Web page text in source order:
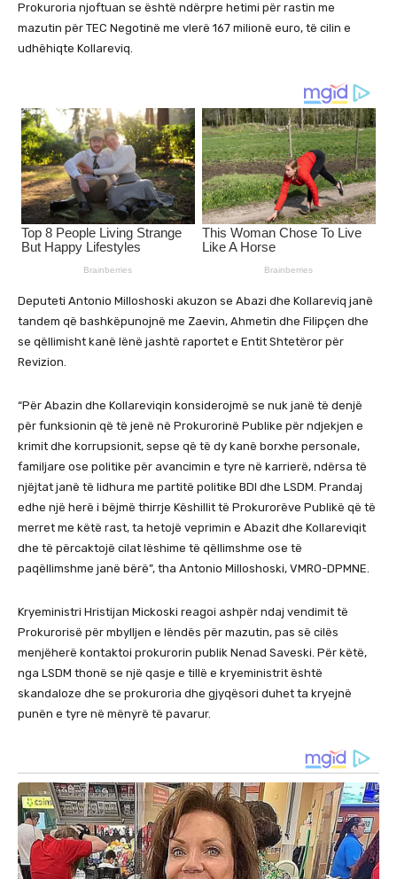
Prokuroria njoftuan se është ndërpre hetimi për rastin me
mazutin për TEC Negotinë me vlerë 167 milionë euro, të cilin e
udhëhiqte Kollareviq.
Deputeti Antonio Milloshoski akuzon se Abazi dhe Kollareviq janë
tandem që bashkëpunojnë me Zaevin, Ahmetin dhe Filipçen dhe
se qëllimisht kanë lënë jashtë raportet e Entit Shtetëror për
Revizion.
“Për Abazin dhe Kollareviqin konsiderojmë se nuk janë të denjë
për funksionin që të jenë në Prokurorinë Publike për ndjekjen e
krimit dhe korrupsionit, sepse që të dy kanë borxhe personale,
familjare ose politike për avancimin e tyre në karrierë, ndërsa të
njëjtat janë të lidhura me partitë politike BDI dhe LSDM. Prandaj
edhe një herë i bëjmë thirrje Këshillit të Prokurorëve Publikë që të
merret me këtë rast, ta hetojë veprimin e Abazit dhe Kollareviqit
dhe të përcaktojë cilat lëshime të qëllimshme ose të
paqëllimshme janë bërë”, tha Antonio Milloshoski, VMRO-DPMNE.
Kryeministri Hristijan Mickoski reagoi ashpër ndaj vendimit të
Prokurorisë për mbylljen e lëndës për mazutin, pas së cilës
menjëherë kontaktoi prokurorin publik Nenad Saveski. Për këtë,
nga LSDM thonë se një qasje e tillë e kryeministrit është
skandaloze dhe se prokuroria dhe gjyqësori duhet ta kryejnë
punën e tyre në mënyrë të pavarur.